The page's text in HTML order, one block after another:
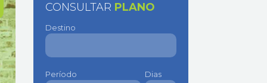
CONSULTAR PLANO
Destino
Período Dias